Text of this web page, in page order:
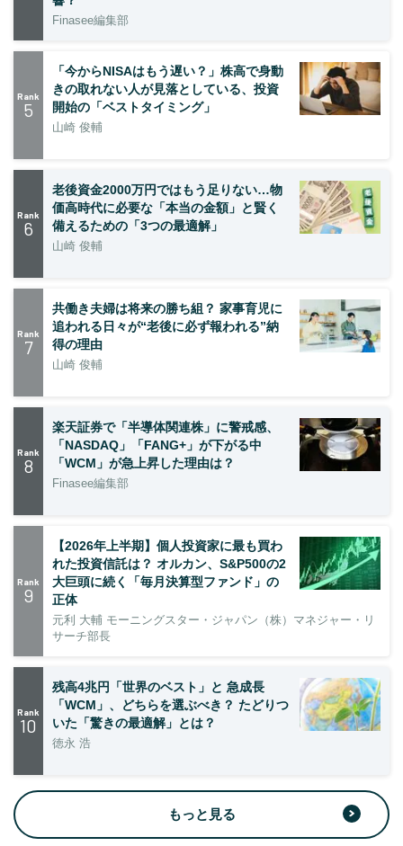
Finasee編集部
Rank
5
「今からNISAはもう遅い？」株高で身動
きの取れない人が見落としている、投資
開始の「ベストタイミング」
山崎 俊輔
Rank
6
老後資金2000万円ではもう足りない…物
価高時代に必要な「本当の金額」と賢く
備えるための「3つの最適解」
山崎 俊輔
Rank
7
共働き夫婦は将来の勝ち組？ 家事育児に
追われる日々が“老後に必ず報われる”納
得の理由
山崎 俊輔
Rank
8
楽天証券で「半導体関連株」に警戒感、
「NASDAQ」「FANG+」が下がる中
「WCM」が急上昇した理由は？
Finasee編集部
Rank
9
【2026年上半期】個人投資家に最も買わ
れた投資信託は？ オルカン、S&P500の2
大巨頭に続く「毎月決算型ファンド」の
正体
元利 大輔 モーニングスター・ジャパン（株）マネジャー・リ
サーチ部長
Rank
10
残高4兆円「世界のベスト」と 急成長
「WCM」、どちらを選ぶべき？ たどりつ
いた「驚きの最適解」とは？
徳永 浩
もっと見る